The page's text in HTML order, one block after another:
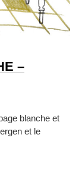
–
blanche et
et le